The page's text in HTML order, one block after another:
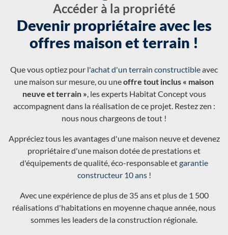
Accéder à la propriété
Devenir propriétaire avec les
offres maison et terrain !
Que vous optiez pour l'achat d'un terrain constructibleavec
une maison sur mesure, ou uneoffre tout inclus « maison
neuve et terrain », les experts Habitat Concept vous
accompagnent dans la réalisation de ce projet. Restez zen :
nous nous chargeons de tout !
Appréciez tous les avantages d'une maison neuve et devenez
propriétaire d'une maison dotée de prestations et
d'équipements de qualité, éco-responsable etgarantie
constructeur 10 ans!
Avec une expérience de plus de 35 ans et plus de 1 500
réalisations d'habitations en moyenne chaque année, nous
sommes les leaders de la construction régionale.